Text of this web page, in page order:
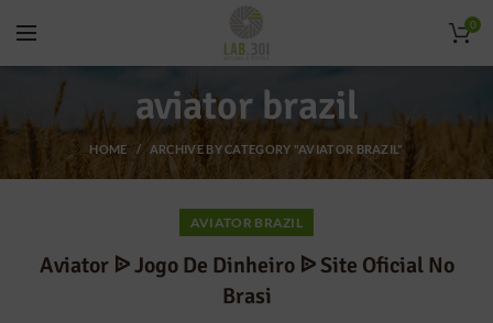
0
aviator brazil
HOME ARCHIVE BY CATEGORY "AVIATOR BRAZIL"
AVIATOR BRAZIL
Aviator ᐉ Jogo De Dinheiro ᐉ Site Oficial No
Brasi